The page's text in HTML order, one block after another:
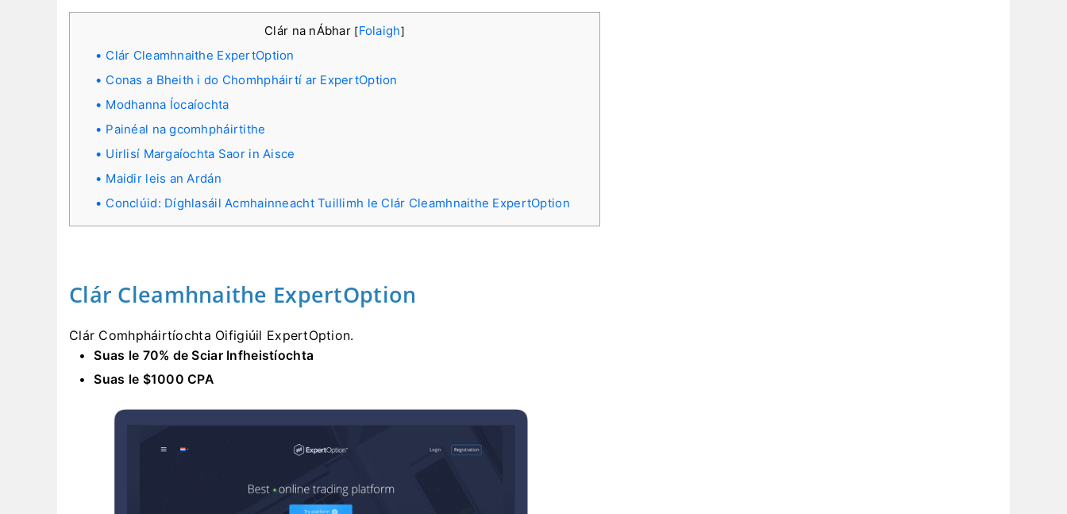
Clár na nÁbhar [Folaigh]
Clár Cleamhnaithe ExpertOption
Conas a Bheith i do Chomhpháirtí ar ExpertOption
Modhanna Íocaíochta
Painéal na gcomhpháirtithe
Uirlisí Margaíochta Saor in Aisce
Maidir leis an Ardán
Conclúid: Díghlasáil Acmhainneacht Tuillimh le Clár Cleamhnaithe ExpertOption
Clár Cleamhnaithe ExpertOption
Clár Comhpháirtíochta Oifigiúil ExpertOption.
Suas le 70% de Sciar Infheistíochta
Suas le $1000 CPA